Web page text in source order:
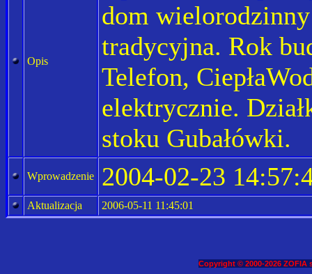
Opis
dom
tradycyjna. Rok
Telefon,
elektrycznie.
stoku Gubałówki.
Wprowadzenie 2004-02-23
Aktualizacja 2006-05-11 11:45:01
Copyright © 2000-2026 ZOFIA